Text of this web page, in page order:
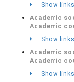
Show
Academic
Academic
Show
Academic
Academic
Show